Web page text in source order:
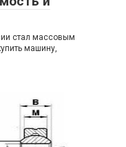
стал массовым
машину,